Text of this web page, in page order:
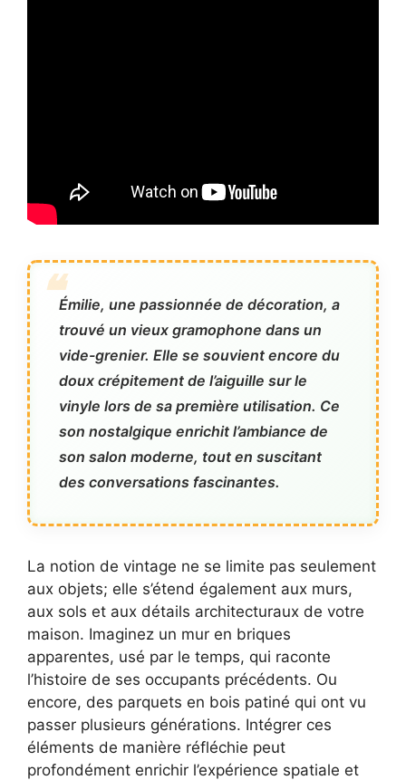
Émilie, une passionnée de décoration, a
trouvé un vieux gramophone dans un
vide-grenier. Elle se souvient encore du
doux crépitement de l’aiguille sur le
vinyle lors de sa première utilisation. Ce
son nostalgique enrichit l’ambiance de
son salon moderne, tout en suscitant
des conversations fascinantes.
La notion de vintage ne se limite pas seulement
aux objets; elle s’étend également aux murs,
aux sols et aux détails architecturaux de votre
maison. Imaginez un mur en briques
apparentes, usé par le temps, qui raconte
l’histoire de ses occupants précédents. Ou
encore, des parquets en bois patiné qui ont vu
passer plusieurs générations. Intégrer ces
éléments de manière réfléchie peut
profondément enrichir l’expérience spatiale et